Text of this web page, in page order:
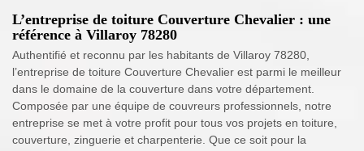
L’entreprise de toiture Couverture Chevalier : une
référence à Villaroy 78280
Authentifié et reconnu par les habitants de Villaroy 78280,
l’entreprise de toiture Couverture Chevalier est parmi le meilleur
dans le domaine de la couverture dans votre département.
Composée par une équipe de couvreurs professionnels, notre
entreprise se met à votre profit pour tous vos projets en toiture,
couverture, zinguerie et charpenterie. Que ce soit pour la